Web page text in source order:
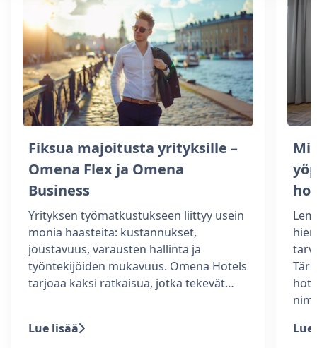
Fiksua majoitusta yrityksille –
Omena Flex ja Omena
Business
Yrityksen työmatkustukseen liittyy usein
monia haasteita: kustannukset,
joustavuus, varausten hallinta ja
työntekijöiden mukavuus. Omena Hotels
tarjoaa kaksi ratkaisua, jotka tekevät…
Lue lisää